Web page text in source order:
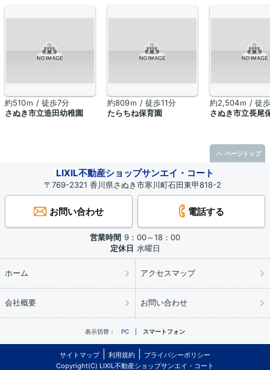
約510ｍ / 徒歩7分
さぬき市立造田幼稚園
約809ｍ / 徒歩11分
たらちね保育園
約2,504ｍ / 徒
さぬき市立長尾
LIXIL不動産ショップサンエイ・コート
〒769-2321 香川県さぬき市寒川町石田東甲818-2
お問い合わせ 電話する
営業時間 9：00～18：00
定休日 水曜日
ホーム アクセスマップ
会社概要 お問い合わせ
表示切替： PC スマートフォン
サイトマップ 利用規約
プライバシーポリシー
Copyright(C) LIXIL不動産ショップサンエイ・コート
ページトップ